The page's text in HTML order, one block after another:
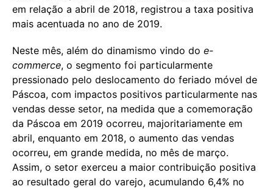
em relação a abril de 2018, registrou a taxa positiva
mais acentuada no ano de 2019.
Neste mês, além do dinamismo vindo do e-
commerce, o segmento foi particularmente
pressionado pelo deslocamento do feriado móvel de
Páscoa, com impactos positivos particularmente nas
vendas desse setor, na medida que a comemoração
da Páscoa em 2019 ocorreu, majoritariamente em
abril, enquanto em 2018, o aumento das vendas
ocorreu, em grande medida, no mês de março.
Assim, o setor exerceu a maior contribuição positiva
ao resultado geral do varejo, acumulando 6,4% no